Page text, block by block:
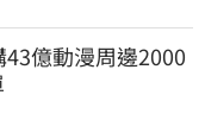
億動漫周邊2000